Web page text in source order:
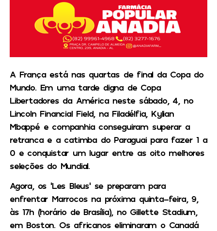
A França está nas quartas de final da Copa do
Mundo. Em uma tarde digna de Copa
Libertadores da América neste sábado, 4, no
Lincoln Financial Field, na Filadélfia, Kylian
Mbappé e companhia conseguiram superar a
retranca e a catimba do Paraguai para fazer 1 a
0 e conquistar um lugar entre as oito melhores
seleções do Mundial.
Agora, os ‘Les Bleus’ se preparam para
enfrentar Marrocos na próxima quinta-feira, 9,
às 17h (horário de Brasília), no Gillette Stadium,
em Boston. Os africanos eliminaram o Canadá